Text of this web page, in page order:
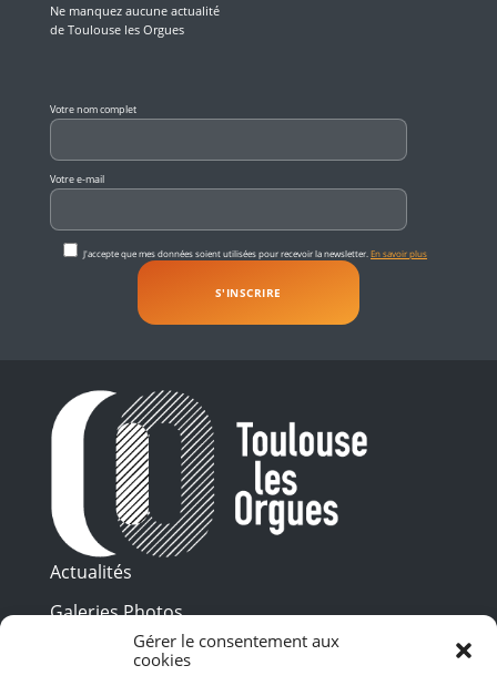
Gérer le consentement aux
cookies
Ne manquez aucune actualité
de Toulouse les Orgues
Votre nom complet
Votre e-mail
J'accepte que mes données soient utilisées pour recevoir la newsletter.En savoir plus
Actualités
Galeries Photos
Vidéothèque